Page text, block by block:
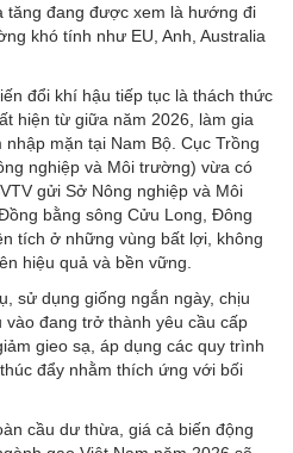
tăng đang được xem là hướng đi
khó tính như EU, Anh, Australia
đổi khí hậu tiếp tục là thách thức
hiện từ giữa năm 2026, làm gia
mặn tại Nam Bộ. Cục Trồng
nghiệp và Môi trường) vừa có
gửi Sở Nông nghiệp và Môi
bằng sông Cửu Long, Đông
tích ở những vùng bất lợi, không
hiệu quả và bền vững.
sử dụng giống ngắn ngày, chịu
đang trở thành yêu cầu cấp
gieo sạ, áp dụng các quy trình
đẩy nhằm thích ứng với bối
cầu dư thừa, giá cả biến động